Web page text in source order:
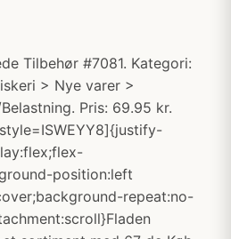
Tilbehør #7081. Kategori:
> Nye varer >
Pris: 69.95 kr.
position:left
repeat:no-